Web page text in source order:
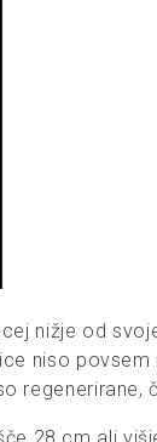
nižje od
niso povsem
regenerirane,